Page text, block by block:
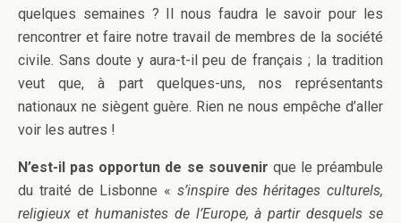
quelques semaines ? Il nous faudra le savoir pour les
rencontrer et faire notre travail de membres de la société
civile. Sans doute y aura-t-il peu de français ; la tradition
veut que, à part quelques-uns, nos représentants
nationaux ne siègent guère. Rien ne nous empêche d’aller
voir les autres !
N’est-il pas opportun de se souvenir que le préambule
du traité de Lisbonne « s’inspire des héritages culturels,
religieux et humanistes de l’Europe, à partir desquels se